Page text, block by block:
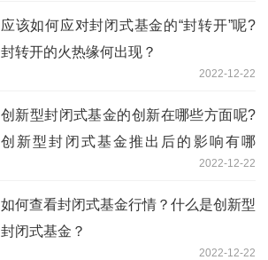
应该如何应对封闭式基金的“封转开”呢?
封转开的火热缘何出现？
2022-12-22
创新型封闭式基金的创新在哪些方面呢?
创新型封闭式基金推出后的影响有哪
2022-12-22
如何查看封闭式基金行情？什么是创新型
封闭式基金？
2022-12-22